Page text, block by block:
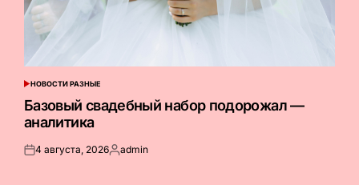
ОПУБЛИКОВАНО
В
НОВОСТИ РАЗНЫЕ
Базовый свадебный набор подорожал —
аналитика
Опубликовано
4 августа, 2026Запись
admin